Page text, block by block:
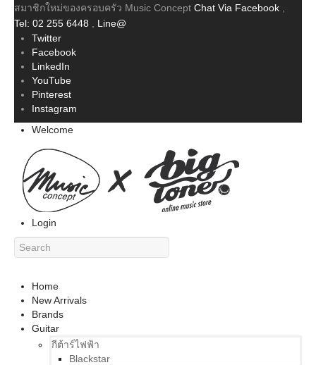
สมาชิกใหม่ของครอบครัว Music Concept Chat Via Facebook
Tel: 02 255 6448
Line@
Twitter
Facebook
LinkedIn
YouTube
Pinterest
Instagram
Welcome
Login
Home
New Arrivals
Brands
Guitar
กีต้าร์ไฟฟ้า
Blackstar